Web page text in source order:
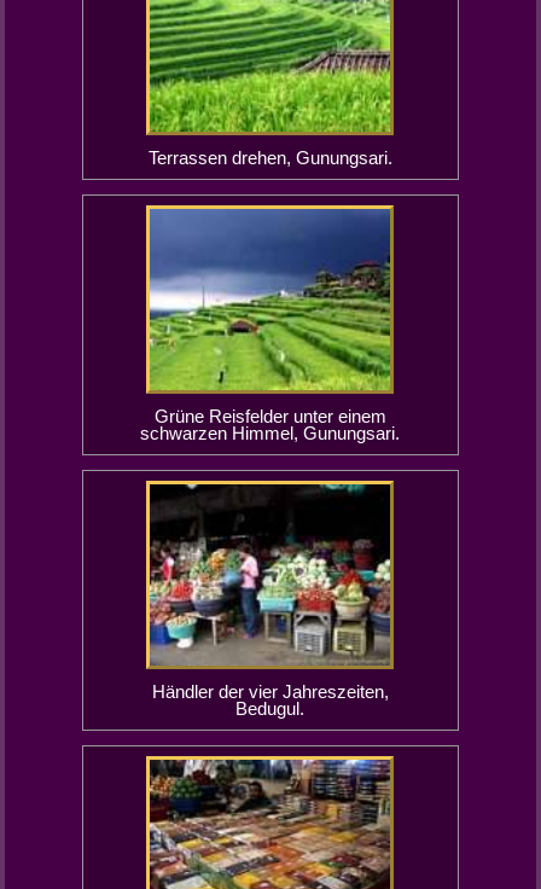
Terrassen drehen, Gunungsari.
Grüne Reisfelder unter einem
schwarzen Himmel, Gunungsari.
Händler der vier Jahreszeiten,
Bedugul.